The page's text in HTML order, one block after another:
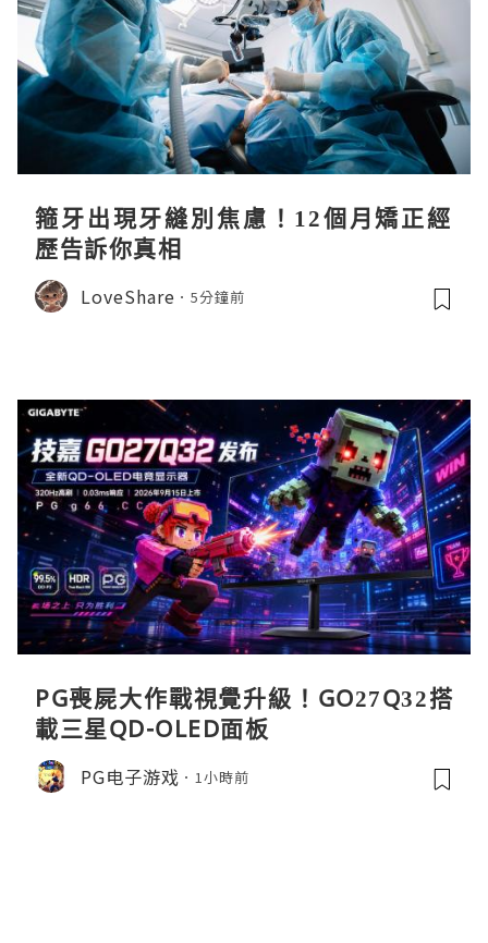
箍牙出現牙縫別焦慮！12個月矯正經
歷告訴你真相
LoveShare 5分鐘前
PG喪屍大作戰視覺升級！GO27Q32搭
載三星QD-OLED面板
PG电子游戏 1小時前